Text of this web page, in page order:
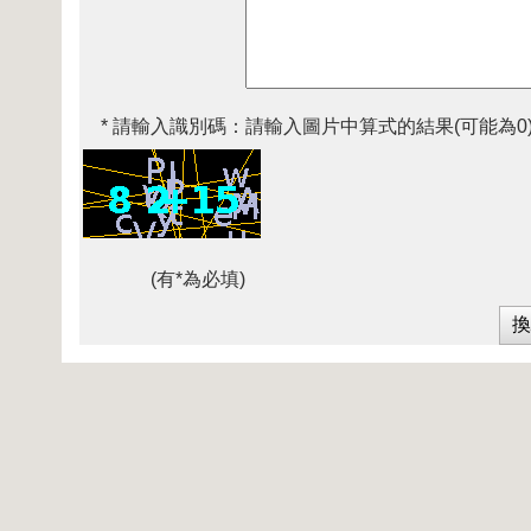
* 請輸入識別碼： 請輸入圖片中算式的結果(可能為
(有*為必填)